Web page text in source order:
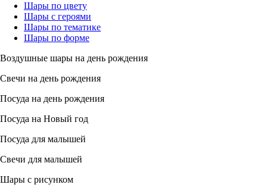
Шары по цвету
Шары с героями
Шары по тематике
Шары по форме
Воздушные шары на день рождения
Свечи на день рождения
Посуда на день рождения
Посуда на Новый год
Посуда для малышей
Свечи для малышей
Шары с рисунком